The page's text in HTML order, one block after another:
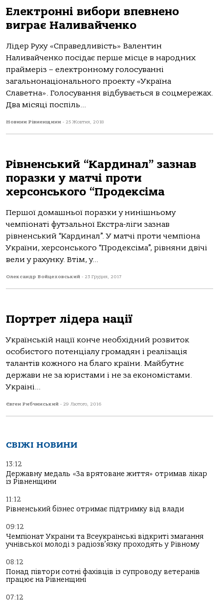
Електронні вибори впевнено
виграє Наливайченко
Лідер Руху «Справедливість» Валентин
Наливайченко посідає перше місце в народних
праймеріз – електронному голосуванні
загальнонаціонального проекту «Україна
Славетна». Голосування відбувається в соцмережах.
Два місяці поспіль...
Новини Рівненщини - 25 Жовтня, 2018
Рівненський “Кардинал” зазнав
поразки у матчі проти
херсонського “Продексіма
Першої домашньої поразки у нинішньому
чемпіонаті футзальної Екстра-ліги зазнав
рівненський “Кардинал”. У матчі проти чемпіона
України, херсонського “Продексіма”, рівняни двічі
вели у рахунку. Втім, у...
Олександр Войцеховський - 23 Грудня, 2017
Портрет лідера нації
Українській нації конче необхідний розвиток
особистого потенціалу громадян і реалізація
талантів кожного на благо країни. Майбутнє
держави не за юристами і не за економістами.
Украіні...
Євген Рибчинський - 29 Лютого, 2016
СВІЖІ НОВИНИ
13:12
Державну медаль «За врятоване життя» отримав лікар
із Рівненщини
11:12
Рівненський бізнес отримає підтримку від влади
09:12
Чемпіонат України та Всеукраїнські відкриті змагання
учнівської молоді з радіозв’язку проходять у Рівному
08:12
Понад півтори сотні фахівців із супроводу ветеранів
працює на Рівненщині
07:12